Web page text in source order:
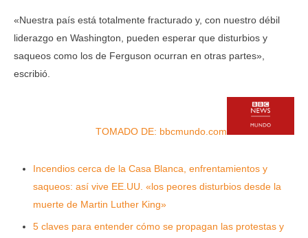
«Nuestra país está totalmente fracturado y, con nuestro débil
liderazgo en Washington, pueden esperar que disturbios y
saqueos como los de Ferguson ocurran en otras partes»,
escribió.
TOMADO DE: bbcmundo.com
Incendios cerca de la Casa Blanca, enfrentamientos y
saqueos: así vive EE.UU. «los peores disturbios desde la
muerte de Martin Luther King»
5 claves para entender cómo se propagan las protestas y